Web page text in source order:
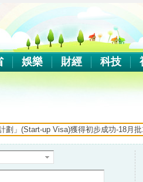
娛樂 財經 科技